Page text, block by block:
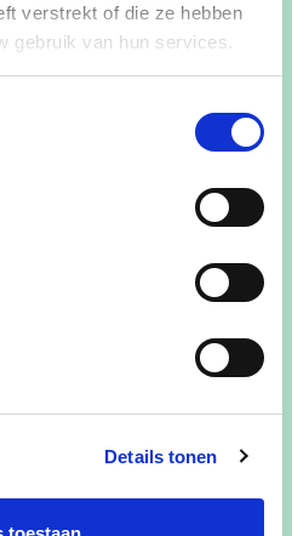
verstrekt of die ze hebben
gebruik van hun services.
Details tonen